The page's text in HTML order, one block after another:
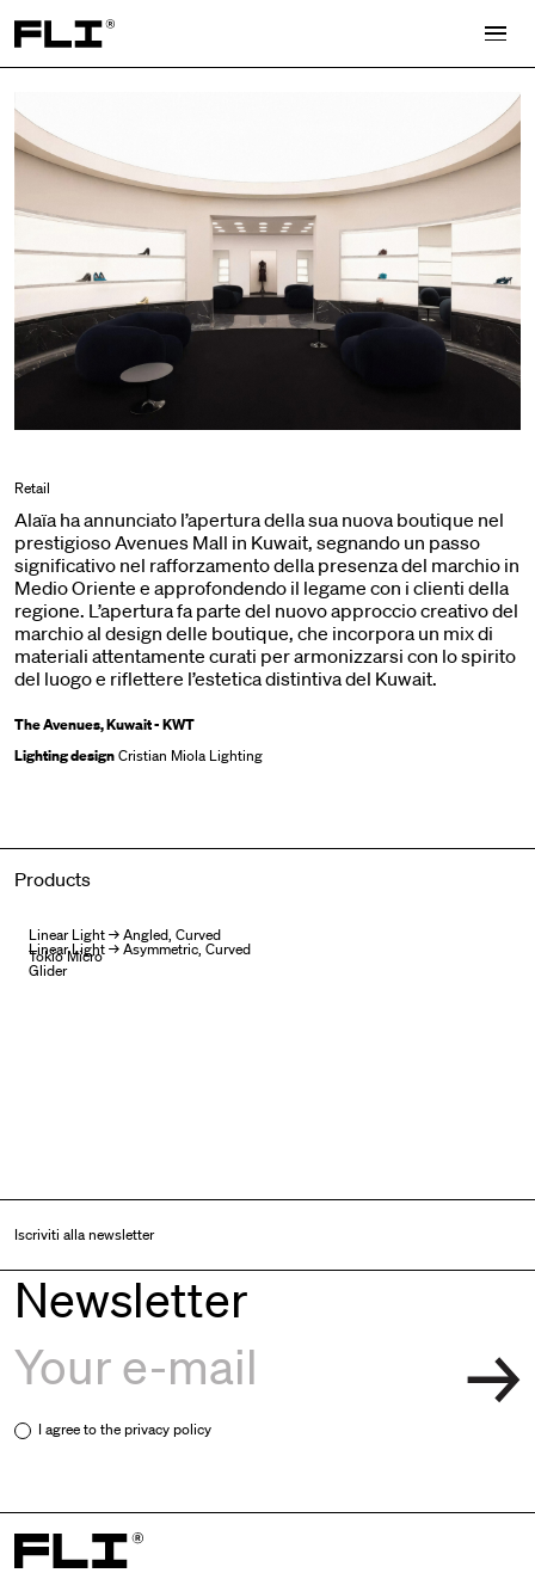
Search for:
Retail
Alaïa ha annunciato l’apertura della sua nuova boutique nel
prestigioso Avenues Mall in Kuwait, segnando un passo
significativo nel rafforzamento della presenza del marchio in
Medio Oriente e approfondendo il legame con i clienti della
regione. L’apertura fa parte del nuovo approccio creativo del
marchio al design delle boutique, che incorpora un mix di
materiali attentamente curati per armonizzarsi con lo spirito
del luogo e riflettere l’estetica distintiva del Kuwait.
The Avenues, Kuwait - KWT
Lighting designCristian Miola Lighting
Products
Linear Light → Angled, Curved
Tokio Micro
Linear Light → Asymmetric, Curved
Glider
Iscriviti alla newsletter
Newsletter
I agree to theprivacy policy